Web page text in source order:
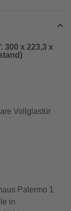
300 x 223,3 x
Vollglastür
Palermo 1
in